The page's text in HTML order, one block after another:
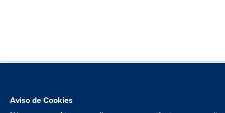
Aviso de Cookies